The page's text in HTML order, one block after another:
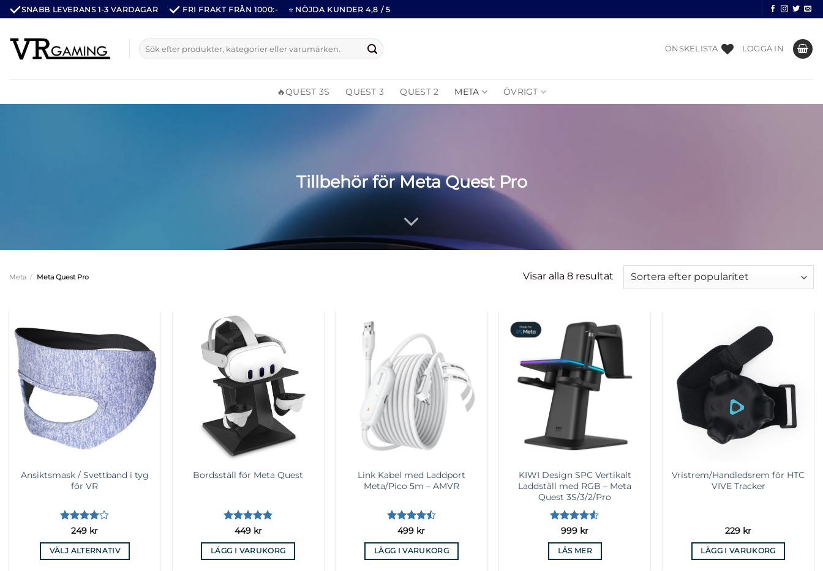
Hoppa
till
innehåll
SNABB LEVERANS 1-3 VARDAGAR FRI FRAKT FRÅN 1000:- ⭐ NÖJDA KUNDER 4,8 / 5
Sök
efter:
ÖNSKELISTA LOGGA IN
🔥QUEST 3S QUEST 3 QUEST 2 META ÖVRIGT
Tillbehör för Meta Quest Pro
Meta / Meta Quest Pro Visar alla 8 resultatSortera
efter
Lägg till i
önskelista
Ansiktsmask / Svettband i tyg
för VR
Betygsatt
249 kr
VÄLJ ALTERNATIV
Lägg till i
önskelista
Bordsställ för Meta Quest
Betygsatt
449 kr
LÄGG I VARUKORG
önskelista
Link Kabel med Laddport
Meta/Pico 5m – AMVR
Betygsatt
499 kr
LÄGG I VARUKORG
Lägg till i
önskelista
KIWI Design SPC Vertikalt
Laddställ med RGB – Meta
Quest 3S/3/2/Pro
Betygsatt
999 kr
LÄS MER
Lägg till i
Vristrem/Handledsrem för HTC
VIVE Tracker
229 kr
LÄGG I VARUKORG